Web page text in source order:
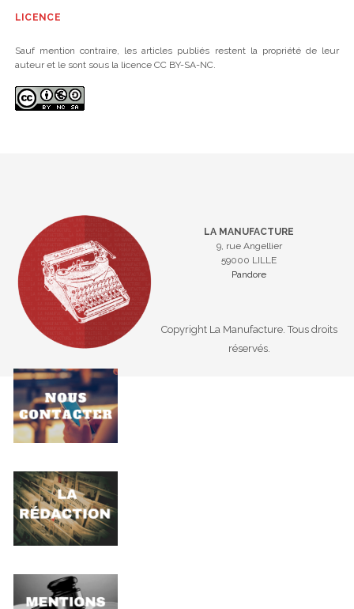
LICENCE
Sauf mention contraire, les articles publiés restent la propriété de leur
auteur et le sont sous la licence CC BY-SA-NC.
LA MANUFACTURE
9, rue Angellier
59000 LILLE
Pandore
Copyright La Manufacture. Tous droits
réservés.